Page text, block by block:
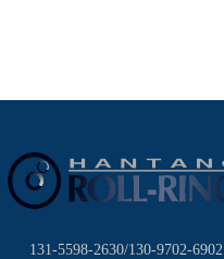
131-5598-2630/130-9702-6902